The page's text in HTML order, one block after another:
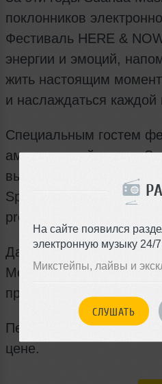
На сайте появился
электронную музыку 24/
Микстейпы, лайвы и
СЛУШАТЬ
поклонников
Фестиваль HERE &
энергии и эмоций,
жить настоящим
и наслаждаться каждой
Специальным гостем
американский артист
выступят Roman
Spark, Sergey Salekhov,
pres. Soulprism.
Дата: 19 сентября
Место: Клуб
просп. 47с19
Первые 100 билетов
цене.